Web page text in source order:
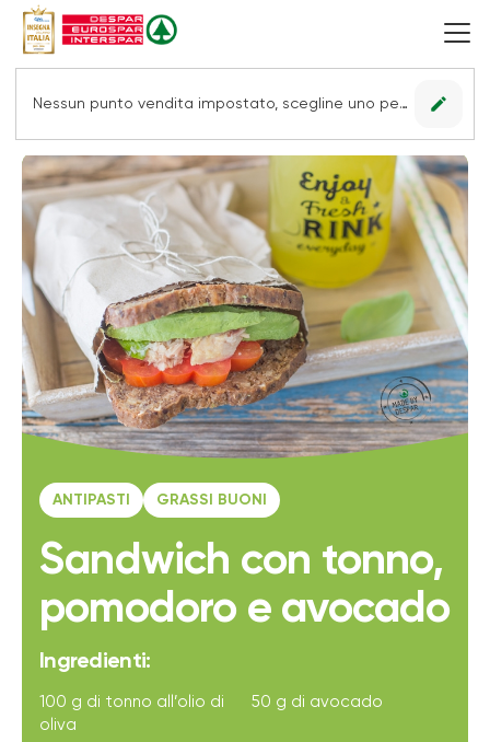
Nessun punto vendita impostato, scegline uno per vedere le offerte. edit
ANTIPASTI GRASSI BUONI
Sandwich con tonno,
pomodoro e avocado
Ingredienti:
100 g di tonno all’olio di
oliva
50 g di avocado